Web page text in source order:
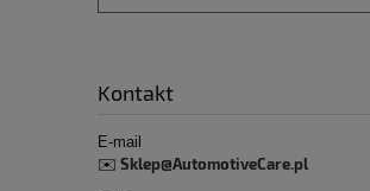
Kontakt
E-mail
✉️ Sklep@AutomotiveCare.pl